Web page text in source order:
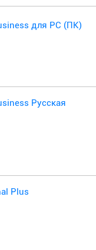
для PC (ПК)
Русская
Plus